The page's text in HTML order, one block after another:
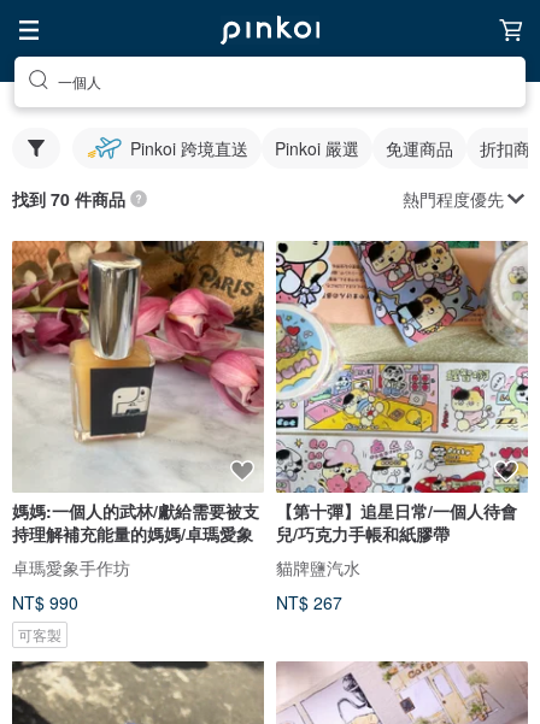
一個人
Pinkoi 跨境直送 Pinkoi 嚴選 免運商品 折扣商
找到 70 件商品 熱門程度優先
媽媽:一個人的武林/獻給需要被支
持理解補充能量的媽媽/卓瑪愛象
卓瑪愛象手作坊
NT$ 990
可客製
【第十彈】追星日常/一個人待會
兒/巧克力手帳和紙膠帶
貓牌鹽汽水
NT$ 267